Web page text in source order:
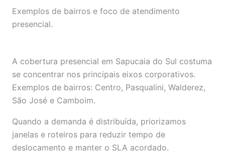
Exemplos de bairros e foco de atendimento
presencial.
A cobertura presencial em Sapucaia do Sul costuma
se concentrar nos principais eixos corporativos.
Exemplos de bairros: Centro, Pasqualini, Walderez,
São José e Camboim.
Quando a demanda é distribuída, priorizamos
janelas e roteiros para reduzir tempo de
deslocamento e manter o SLA acordado.